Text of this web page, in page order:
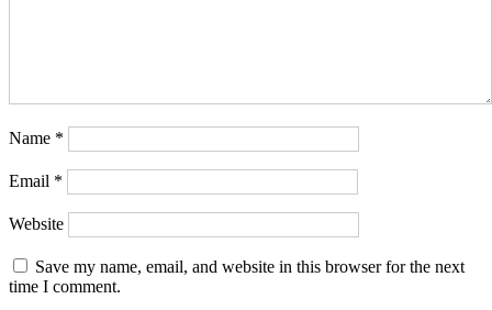
Name *
Email *
Website
Save my name, email, and website in this browser for the next
time I comment.